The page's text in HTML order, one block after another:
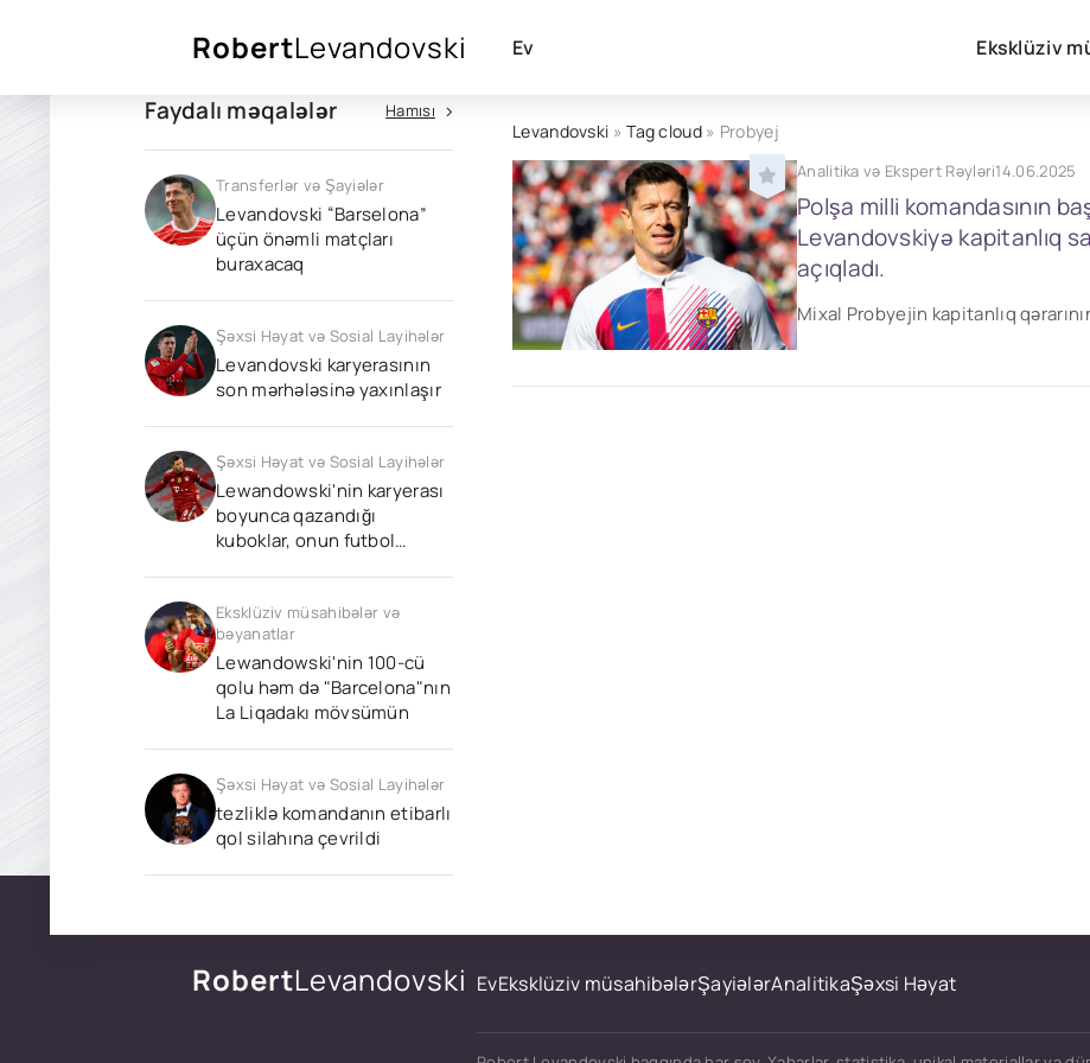
RobertLevandovski Ev Eksklüziv
Levandovski »Tag cloud» Probyej
Analitika və Ekspert Rəyləri14.06.2025
Polşa milli komandasının
Levandovskiyə kapitanlıq
açıqladı.
Mixal Probyejin kapitanlıq
Faydalı məqalələr Hamısı
Transferlər və Şayiələr
Levandovski “Barselona”
üçün önəmli matçları
buraxacaq
Şəxsi Həyat və Sosial Layihələr
Levandovski karyerasının
son mərhələsinə yaxınlaşır
Şəxsi Həyat və Sosial Layihələr
Lewandowski'nin karyerası
boyunca qazandığı
kuboklar, onun futbol
göstərir.
Eksklüziv müsahibələr və
bəyanatlar
Lewandowski'nin 100-cü
qolu həm də "Barcelona"nın
La Liqadakı mövsümün
Şəxsi Həyat və Sosial Layihələr
tezliklə komandanın etibarlı
qol silahına çevrildi
RobertLevandovski EvEksklüziv müsahibələrŞayiələrAnalitikaŞəxsi Həyat